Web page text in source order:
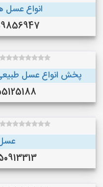
انواع عسل
09159856947
پخش انواع عسل
09150913313